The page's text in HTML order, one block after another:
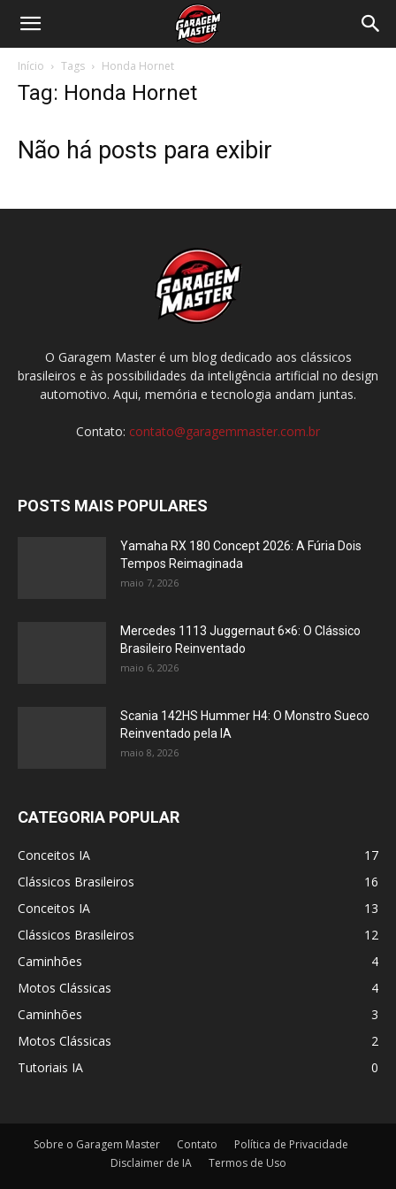
Garagem
Início Tags Honda Hornet
Tag: Honda Hornet
Não há posts para exibir
O Garagem Master é um blog dedicado aos clássicos
brasileiros e às possibilidades da inteligência artificial no design
automotivo. Aqui, memória e tecnologia andam juntas.
Contato: contato@garagemmaster.com.br
POSTS MAIS POPULARES
Yamaha RX 180 Concept 2026: A Fúria Dois
Tempos Reimaginada
maio 7, 2026
Mercedes 1113 Juggernaut 6×6: O Clássico
Brasileiro Reinventado
maio 6, 2026
Scania 142HS Hummer H4: O Monstro Sueco
Reinventado pela IA
maio 8, 2026
CATEGORIA POPULAR
Conceitos IA
17
Clássicos Brasileiros
16
Conceitos IA
13
Clássicos Brasileiros
12
Caminhões
4
Motos Clássicas
4
Caminhões
3
Motos Clássicas
2
Tutoriais IA
0
Sobre o Garagem Master Contato
Política de Privacidade
Disclaimer de IA
Termos de Uso